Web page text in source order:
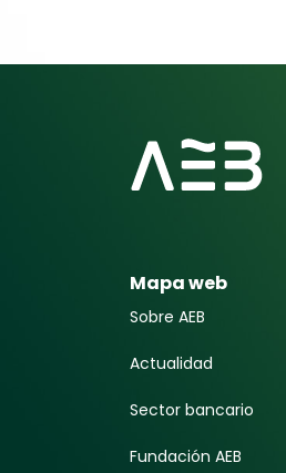
Mapa web
Sobre AEB
Actualidad
Sector bancario
Fundación AEB